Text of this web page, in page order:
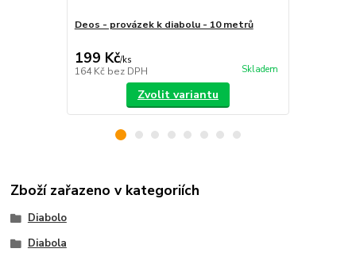
Deos - provázek k diabolu - 10 metrů
199 Kč/ks
164 Kč bez DPH Skladem
Zvolit variantu
Zboží zařazeno v kategoriích
Diabolo
Diabola